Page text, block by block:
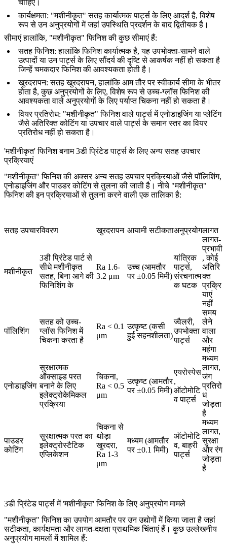
चाहिए।
कार्यक्षमता: "मशीनीकृत" सतह कार्यात्मक पार्ट्स के लिए आदर्श है, विशेष
रूप से उन अनुप्रयोगों में जहां उपस्थिति प्रदर्शन के बाद द्वितीयक है।
सीमाएंहालांकि, "मशीनीकृत" फिनिश की कुछ सीमाएं हैं:
सतह फिनिश: हालांकि फिनिश कार्यात्मक है, यह उपभोक्ता-सामने वाले
उत्पादों या उन पार्ट्स के लिए सौंदर्य की दृष्टि से आकर्षक नहीं हो सकता है
जिन्हें चमकदार फिनिश की आवश्यकता होती है।
खुरदरापन: सतह खुरदरापन, हालांकि आम तौर पर स्वीकार्य सीमा के भीतर
होता है, कुछ अनुप्रयोगों के लिए, विशेष रूप से उच्च-ग्लॉस फिनिश की
आवश्यकता वाले अनुप्रयोगों के लिए पर्याप्त चिकना नहीं हो सकता है।
वियर प्रतिरोध: "मशीनीकृत" फिनिश वाले पार्ट्स में एनोडाइजिंग या प्लेटिंग
जैसे अतिरिक्त कोटिंग या उपचार वाले पार्ट्स के समान स्तर का वियर
प्रतिरोध नहीं हो सकता है।
'मशीनीकृत' फिनिश बनाम 3डी प्रिंटेड पार्ट्स के लिए अन्य सतह उपचार
प्रक्रियाएं
"मशीनीकृत" फिनिश की अक्सर अन्य सतह उपचार प्रक्रियाओं जैसे पॉलिशिंग,
एनोडाइजिंग और पाउडर कोटिंग से तुलना की जाती है। नीचे "मशीनीकृत"
फिनिश की इन प्रक्रियाओं से तुलना करने वाली एक तालिका है:
सतह उपचारविवरण खुरदरापन आयामी सटीकताअनुप्रयोगलागत
मशीनीकृत
3डी प्रिंटेड पार्ट से
सीधे मशीनीकृत
सतह, बिना आगे की
फिनिशिंग के
Ra 1.6-
3.2 μm
उच्च (आमतौर
पर ±0.05 मिमी)
यांत्रिक
पार्ट्स,
संरचनात्म
क घटक
लागत-
प्रभावी
, कोई
अतिरि
क्त
प्रक्रि
याएं
नहीं
पॉलिशिंग
सतह को उच्च-
ग्लॉस फिनिश में
चिकना करता है
Ra < 0.1
μm
उत्कृष्ट (कसी
हुई सहनशीलता)
ज्वैलरी,
उपभोक्ता
पार्ट्स
समय
लेने
वाला
और
महंगा
एनोडाइजिंग
सुरक्षात्मक
ऑक्साइड परत
बनाने के लिए
इलेक्ट्रोकेमिकल
प्रक्रिया
चिकना,
Ra < 0.5
μm
उत्कृष्ट (आमतौर
पर ±0.05 मिमी)
एयरोस्पेस
,
ऑटोमोटि
व पार्ट्स
मध्यम
लागत,
जंग
प्रतिरो
ध
जोड़ता
है
पाउडर
कोटिंग
सुरक्षात्मक परत का
इलेक्ट्रोस्टैटिक
एप्लिकेशन
चिकना से
थोड़ा
खुरदरा,
Ra 1-3
μm
मध्यम (आमतौर
पर ±0.1 मिमी)
ऑटोमोटि
व, बाहरी
पार्ट्स
मध्यम
लागत,
सुरक्षा
और रंग
जोड़ता
है
3डी प्रिंटेड पार्ट्स में 'मशीनीकृत' फिनिश के लिए अनुप्रयोग मामले
"मशीनीकृत" फिनिश का उपयोग आमतौर पर उन उद्योगों में किया जाता है जहां
सटीकता, कार्यक्षमता और लागत-दक्षता प्राथमिक चिंताएं हैं। कुछ उल्लेखनीय
अनुप्रयोग मामलों में शामिल हैं: